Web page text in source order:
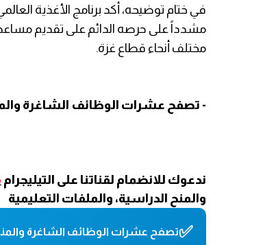
في ختام توضيحه، أكد برنامج الأغذية
مشدداً على حرصه الدائم على تقديم
مختلف أنحاء قطاع غزة.
- تصفح عشرات الوظائف الشاغرة
ندعوك للانضمام لقناتنا على التيليجرام
والمنح الدراسية، والملفات التعليمية
✅تصفح عشرات الوظائف الشاغرة